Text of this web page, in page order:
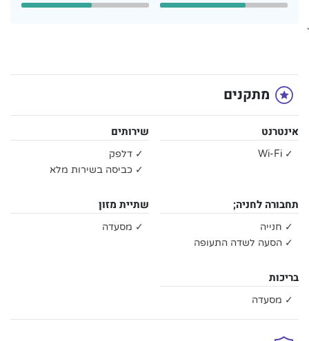
`
מתקנים
אינטרנט
✓ Wi-Fi
שירותים
✓ דלפק
✓ כביסה בשירות מלא
תחבורה לחניה;
✓ חנייה
✓ הסעה לשדה התעופה
שתיית מזון
✓ מסעדה
בריכות
✓ מסעדה